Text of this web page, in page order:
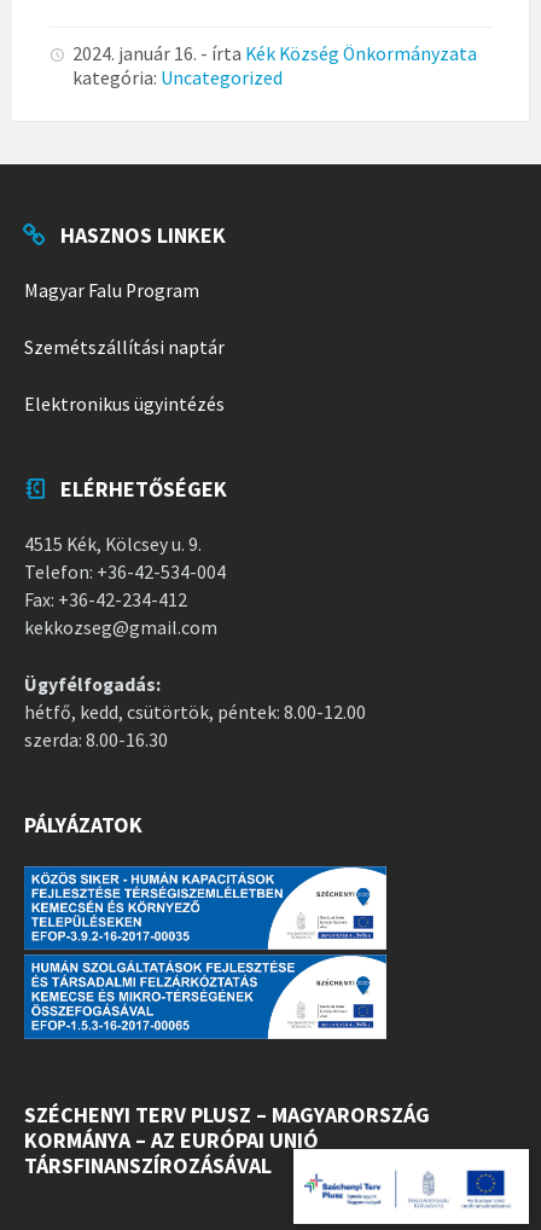
2024. január 16. - írta Kék Község Önkormányzata
kategória: Uncategorized
HASZNOS LINKEK
Magyar Falu Program
Szemétszállítási naptár
Elektronikus ügyintézés
ELÉRHETŐSÉGEK
4515 Kék, Kölcsey u. 9.
Telefon: +36-42-534-004
Fax: +36-42-234-412
kekkozseg@gmail.com
Ügyfélfogadás:
hétfő, kedd, csütörtök, péntek: 8.00-12.00
szerda: 8.00-16.30
PÁLYÁZATOK
SZÉCHENYI TERV PLUSZ – MAGYARORSZÁG
KORMÁNYA – AZ EURÓPAI UNIÓ
TÁRSFINANSZÍROZÁSÁVAL